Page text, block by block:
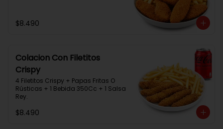
$8.490
Colacion Con Filetitos
Crispy
4 Filetitos Crispy + Papas Fritas O
Rústicas + 1 Bebida 350Cc + 1 Salsa
Rey.
$8.490